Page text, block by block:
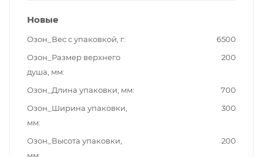
Новые
Озон_Вес с упаковкой, г
6500
Озон_Размер верхнего
душа, мм
200
Озон_Длина упаковки, мм
700
Озон_Ширина упаковки,
мм
300
Озон_Высота упаковки,
200